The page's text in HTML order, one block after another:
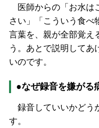
医師からの「お水は
さい」「こういう食べ
言葉を、親が全部覚え
う。あとで説明してあ
いのです。
●なぜ録音を嫌がる
録音していいかどう
す。